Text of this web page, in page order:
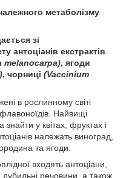
метаболізму
зі
антоціанів екстрактів
melanocarpa), ягоди
, чорниці (Vaccinium
в рослинному світі
Найвищі
знайти у квітах, фруктах і
належать виноград,
та ягоди.
входять антоціани,
речовини, а також